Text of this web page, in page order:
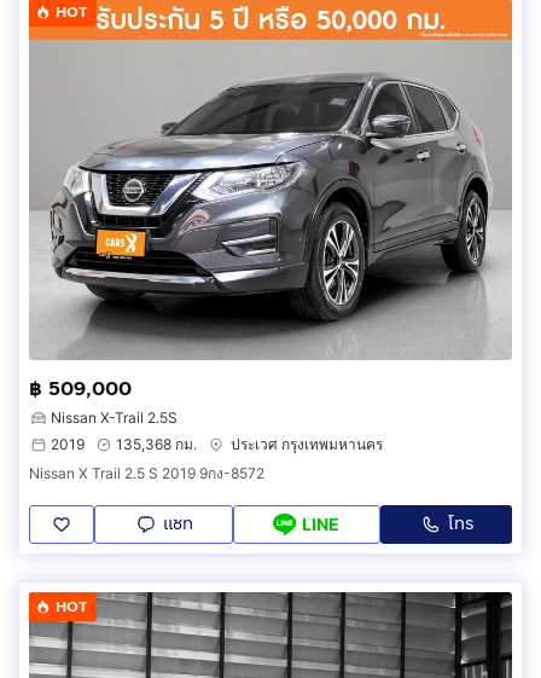
HOT
฿ 509,000
Nissan X-Trail 2.5S
2019
135,368 กม.
ประเวศ กรุงเทพมหานคร
Nissan X Trail 2.5 S 2019 9กง-8572
แชท LINE โทร
HOT